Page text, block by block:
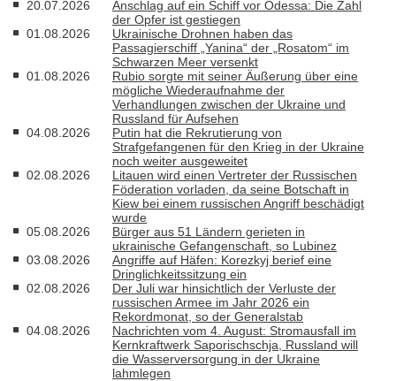
20.07.2026
Anschlag auf ein Schiff vor Odessa: Die Zahl
der Opfer ist gestiegen
01.08.2026
Ukrainische Drohnen haben das
Passagierschiff „Yanina“ der „Rosatom“ im
Schwarzen Meer versenkt
01.08.2026
Rubio sorgte mit seiner Äußerung über eine
mögliche Wiederaufnahme der
Verhandlungen zwischen der Ukraine und
Russland für Aufsehen
04.08.2026
Putin hat die Rekrutierung von
Strafgefangenen für den Krieg in der Ukraine
noch weiter ausgeweitet
02.08.2026
Litauen wird einen Vertreter der Russischen
Föderation vorladen, da seine Botschaft in
Kiew bei einem russischen Angriff beschädigt
wurde
05.08.2026
Bürger aus 51 Ländern gerieten in
ukrainische Gefangenschaft, so Lubinez
03.08.2026
Angriffe auf Häfen: Korezkyj berief eine
Dringlichkeitssitzung ein
02.08.2026
Der Juli war hinsichtlich der Verluste der
russischen Armee im Jahr 2026 ein
Rekordmonat, so der Generalstab
04.08.2026
Nachrichten vom 4. August: Stromausfall im
Kernkraftwerk Saporischschja, Russland will
die Wasserversorgung in der Ukraine
lahmlegen